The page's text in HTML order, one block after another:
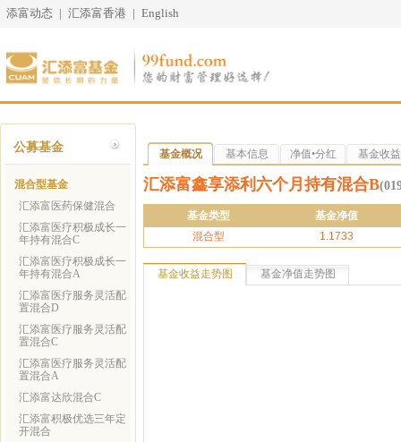
添富动态 | 汇添富香港 | English
公募基金
混合型基金
汇添富医药保健混合
汇添富医疗积极成长一
年持有混合C
汇添富医疗积极成长一
年持有混合A
汇添富医疗服务灵活配
置混合D
汇添富医疗服务灵活配
置混合C
汇添富医疗服务灵活配
置混合A
汇添富达欣混合C
汇添富积极优选三年定
开混合
基金概况 基本信息 净值•分红 基金收益
汇添富鑫享添利六个月持有混合B
基金类型
基金净值
混合型
1.1733
基金收益走势图 基金净值走势图